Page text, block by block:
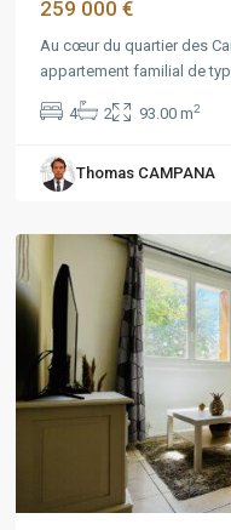
259 000 €
Au cœur du quartier des
appartement familial de
4 2 93.00 m2
Thomas CAMPANA
Belle
mai
Marseille